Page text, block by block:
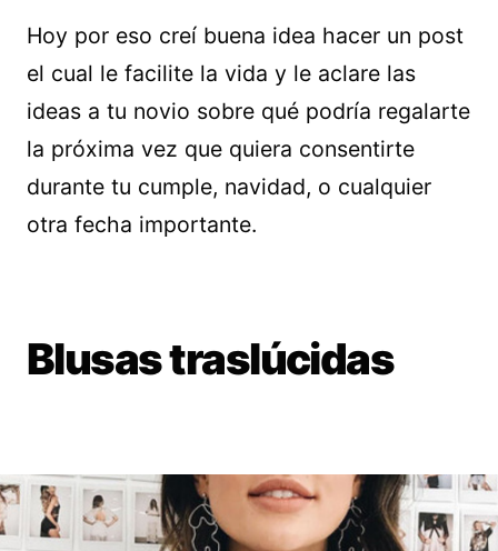
Hoy por eso creí buena idea hacer un post
el cual le facilite la vida y le aclare las
ideas a tu novio sobre qué podría regalarte
la próxima vez que quiera consentirte
durante tu cumple, navidad, o cualquier
otra fecha importante.
Blusas traslúcidas